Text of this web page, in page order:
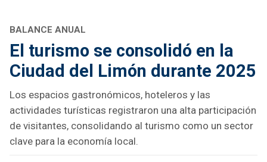
BALANCE ANUAL
El turismo se consolidó en la
Ciudad del Limón durante 2025
Los espacios gastronómicos, hoteleros y las
actividades turísticas registraron una alta participación
de visitantes, consolidando al turismo como un sector
clave para la economía local.